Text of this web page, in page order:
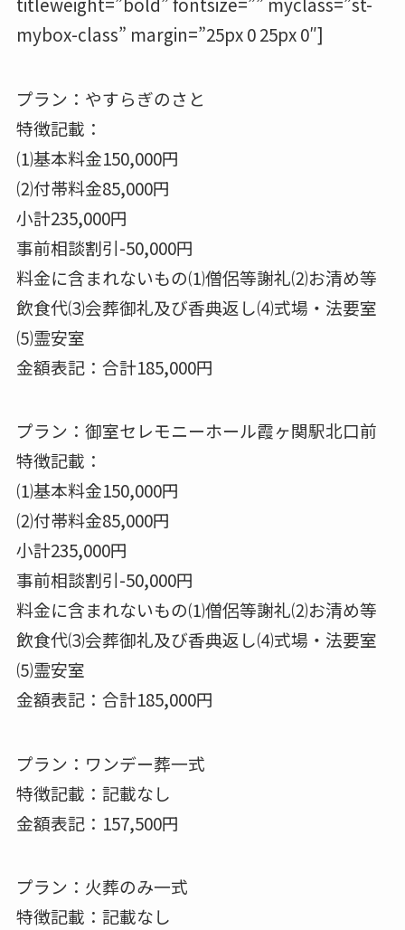
mybox-class” margin=”25px 0 25px 0″]
プラン：やすらぎのさと
特徴記載：
⑴基本料金150,000円
⑵付帯料金85,000円
小計235,000円
事前相談割引-50,000円
料金に含まれないもの⑴僧侶等謝礼⑵お清め等
飲食代⑶会葬御礼及び香典返し⑷式場・法要室
⑸霊安室
金額表記：合計185,000円
プラン：御室セレモニーホール霞ヶ関駅北口前
特徴記載：
⑴基本料金150,000円
⑵付帯料金85,000円
小計235,000円
事前相談割引-50,000円
料金に含まれないもの⑴僧侶等謝礼⑵お清め等
飲食代⑶会葬御礼及び香典返し⑷式場・法要室
⑸霊安室
金額表記：合計185,000円
プラン：ワンデー葬一式
特徴記載：記載なし
金額表記：157,500円
プラン：火葬のみ一式
特徴記載：記載なし